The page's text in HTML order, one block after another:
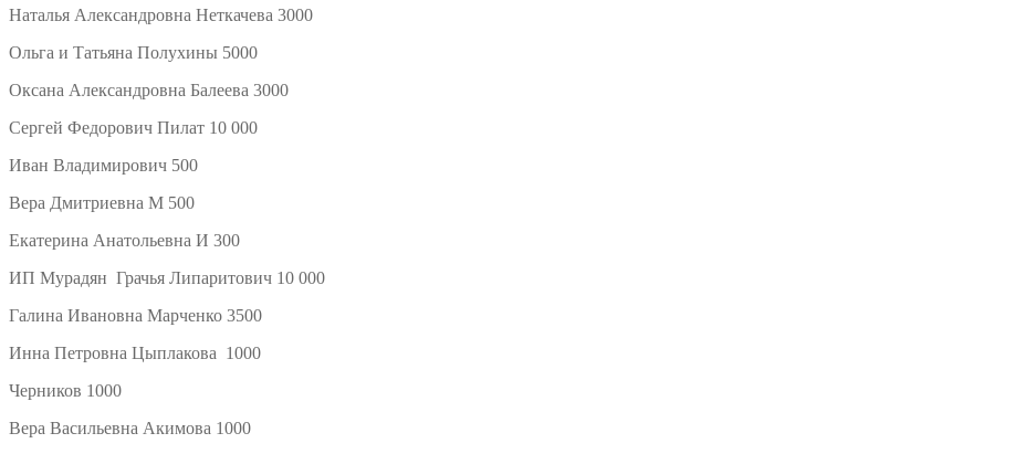
Наталья Александровна Неткачева 3000
Ольга и Татьяна Полухины 5000
Оксана Александровна Балеева 3000
Сергей Федорович Пилат 10 000
Иван Владимирович 500
Вера Дмитриевна М 500
Екатерина Анатольевна И 300
ИП Мурадян Грачья Липаритович 10 000
Галина Ивановна Марченко 3500
Инна Петровна Цыплакова 1000
Черников 1000
Вера Васильевна Акимова 1000